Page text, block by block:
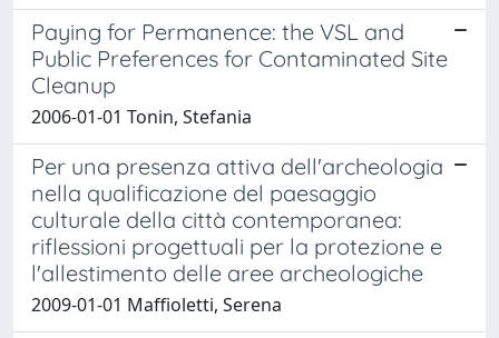
Paying for Permanence: the VSL and
Public Preferences for Contaminated Site
Cleanup
2006-01-01 Tonin, Stefania
Per una presenza attiva dell'archeologia
nella qualificazione del paesaggio
culturale della città contemporanea:
riflessioni progettuali per la protezione e
l'allestimento delle aree archeologiche
2009-01-01 Maffioletti, Serena